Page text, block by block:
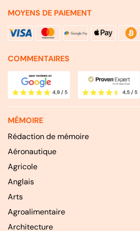
MOYENS DE PAIEMENT
COMMENTAIRES
MÉMOIRE
Rédaction de mémoire
Aéronautique
Agricole
Anglais
Arts
Agroalimentaire
Architecture